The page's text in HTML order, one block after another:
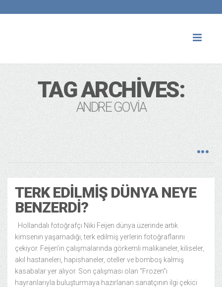
TAG ARCHIVES:
ANDRE GOVIA
TERK EDILMIŞ DÜNYA NEYE
BENZERDI?
Hollandalı fotoğrafçı Niki Feijen dünya üzerinde artık
kimsenin yaşamadığı, terk edilmiş yerlerin fotoğraflarını
çekiyor. Feijen’in çalışmalarında görkemli malikaneler, kiliseler,
akıl hastaneleri, hapishaneler, oteller ve bomboş kalmış
kasabalar yer alıyor. Son çalışması olan “Frozen”ı
hayranlarıyla buluşturmaya hazırlanan sanatçının ilgi çekici